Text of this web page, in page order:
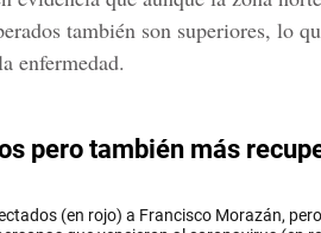
también son superiores, lo
enfermedad.